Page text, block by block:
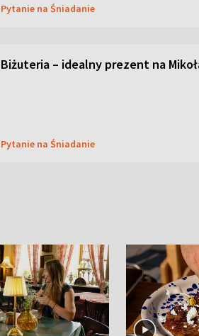
Pytanie na Śniadanie
Biżuteria – idealny prezent na
Pytanie na Śniadanie